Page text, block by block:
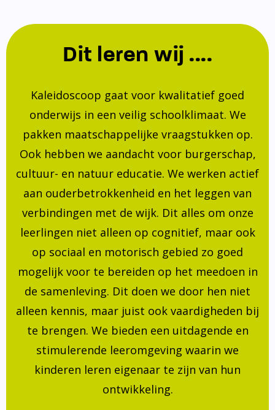
Dit leren wij ....
Kaleidoscoop gaat voor kwalitatief goed
onderwijs in een veilig schoolklimaat. We
pakken maatschappelijke vraagstukken op.
Ook hebben we aandacht voor burgerschap,
cultuur- en natuur educatie. We werken actief
aan ouderbetrokkenheid en het leggen van
verbindingen met de wijk. Dit alles om onze
leerlingen niet alleen op cognitief, maar ook
op sociaal en motorisch gebied zo goed
mogelijk voor te bereiden op het meedoen in
de samenleving. Dit doen we door hen niet
alleen kennis, maar juist ook vaardigheden bij
te brengen. We bieden een uitdagende en
stimulerende leeromgeving waarin we
kinderen leren eigenaar te zijn van hun
ontwikkeling.